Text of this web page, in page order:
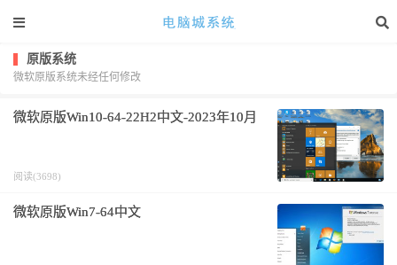
原版系统
微软原版系统未经任何修改
微软原版Win10-64-22H2中文-2023年10月
阅读(3698)
微软原版Win7-64中文